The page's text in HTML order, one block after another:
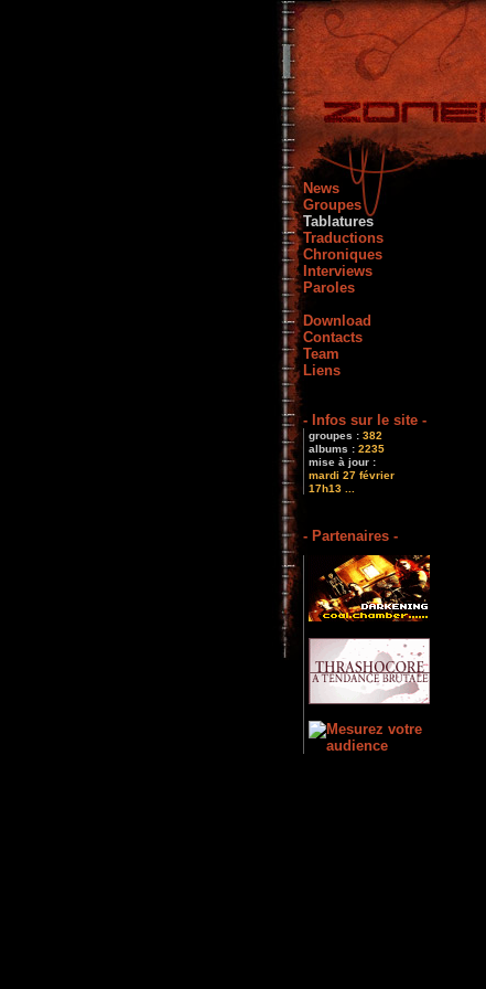
News
Groupes
Tablatures
Traductions
Chroniques
Interviews
Paroles
Download
Contacts
Team
Liens
- Infos sur le site -
groupes : 382
albums : 2235
mise à jour :
mardi 27 février
17h13 ...
- Partenaires -